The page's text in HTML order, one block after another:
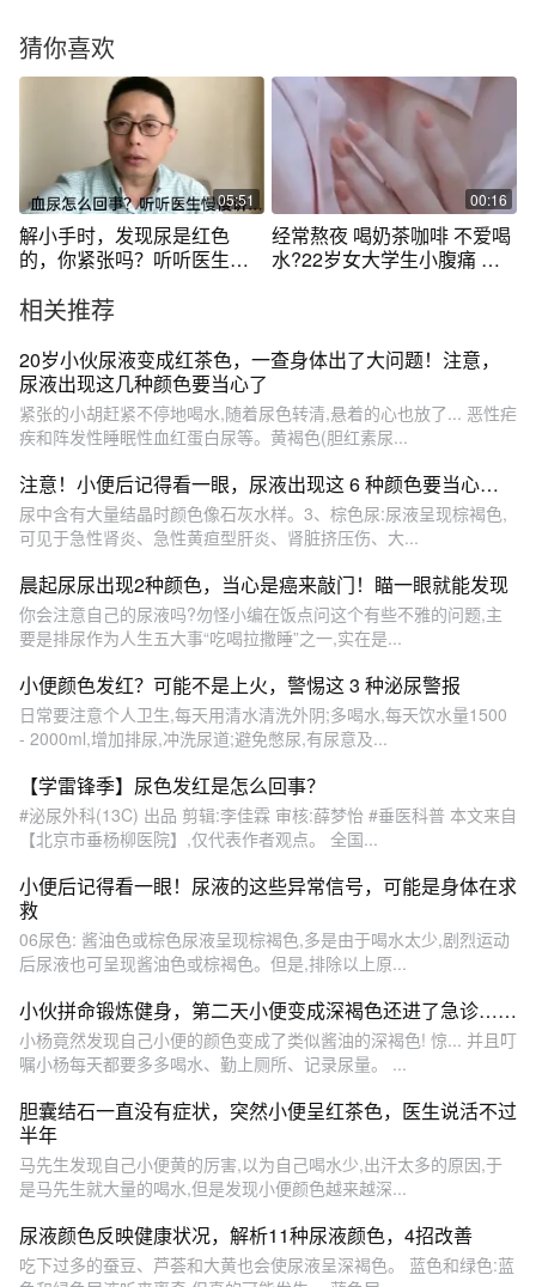
猜你喜欢
05:51
解小手时，发现尿是红色
的，你紧张吗？听听医生怎
00:16
经常熬夜 喝奶茶咖啡 不爱喝
水?22岁女大学生小腹痛 竟
相关推荐
20岁小伙尿液变成红茶色，一查身体出了大问题！注意，
尿液出现这几种颜色要当心了
紧张的小胡赶紧不停地喝水,随着尿色转清,悬着的心也放了... 恶性疟
疾和阵发性睡眠性血红蛋白尿等。黄褐色(胆红素尿...
注意！小便后记得看一眼，尿液出现这 6 种颜色要当心…
尿中含有大量结晶时颜色像石灰水样。3、棕色尿:尿液呈现棕褐色,
可见于急性肾炎、急性黄疸型肝炎、肾脏挤压伤、大...
晨起尿尿出现2种颜色，当心是癌来敲门！瞄一眼就能发现
你会注意自己的尿液吗?勿怪小编在饭点问这个有些不雅的问题,主
要是排尿作为人生五大事“吃喝拉撒睡”之一,实在是...
小便颜色发红？可能不是上火，警惕这 3 种泌尿警报
日常要注意个人卫生,每天用清水清洗外阴;多喝水,每天饮水量1500
- 2000ml,增加排尿,冲洗尿道;避免憋尿,有尿意及...
【学雷锋季】尿色发红是怎么回事？
#泌尿外科(13C) 出品 剪辑:李佳霖 审核:薛梦怡 #垂医科普 本文来自
【北京市垂杨柳医院】,仅代表作者观点。 全国...
小便后记得看一眼！尿液的这些异常信号，可能是身体在求
救
06尿色: 酱油色或棕色尿液呈现棕褐色,多是由于喝水太少,剧烈运动
后尿液也可呈现酱油色或棕褐色。但是,排除以上原...
小伙拼命锻炼健身，第二天小便变成深褐色还进了急诊……
小杨竟然发现自己小便的颜色变成了类似酱油的深褐色! 惊... 并且叮
嘱小杨每天都要多多喝水、勤上厕所、记录尿量。 ...
胆囊结石一直没有症状，突然小便呈红茶色，医生说活不过
半年
马先生发现自己小便黄的厉害,以为自己喝水少,出汗太多的原因,于
是马先生就大量的喝水,但是发现小便颜色越来越深...
尿液颜色反映健康状况，解析11种尿液颜色，4招改善
吃下过多的蚕豆、芦荟和大黄也会使尿液呈深褐色。 蓝色和绿色:蓝